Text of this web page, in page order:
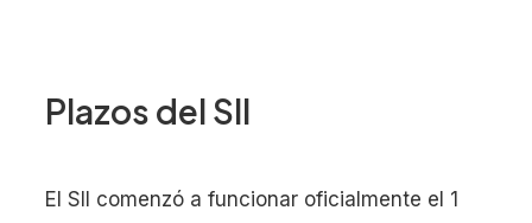
Plazos del SII
El SII comenzó a funcionar oficialmente el 1